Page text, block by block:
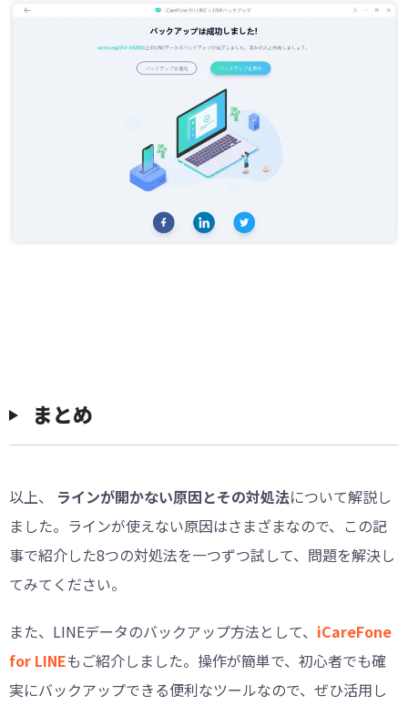
まとめ
以上、 ラインが開かない原因とその対処法について解説し
ました。ラインが使えない原因はさまざまなので、この記
事で紹介した8つの対処法を一つずつ試して、問題を解決し
てみてください。
また、LINEデータのバックアップ方法として、 iCareFone
for LINEもご紹介しました。操作が簡単で、初心者でも確
実にバックアップできる便利なツールなので、ぜひ活用し